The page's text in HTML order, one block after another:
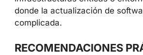
La inclusión en el catálogo KEV
vulnerabilidades con 15 años de
indica la detección de su uso